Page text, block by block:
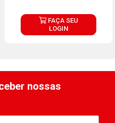
FAÇA SEU
LOGIN
nossas